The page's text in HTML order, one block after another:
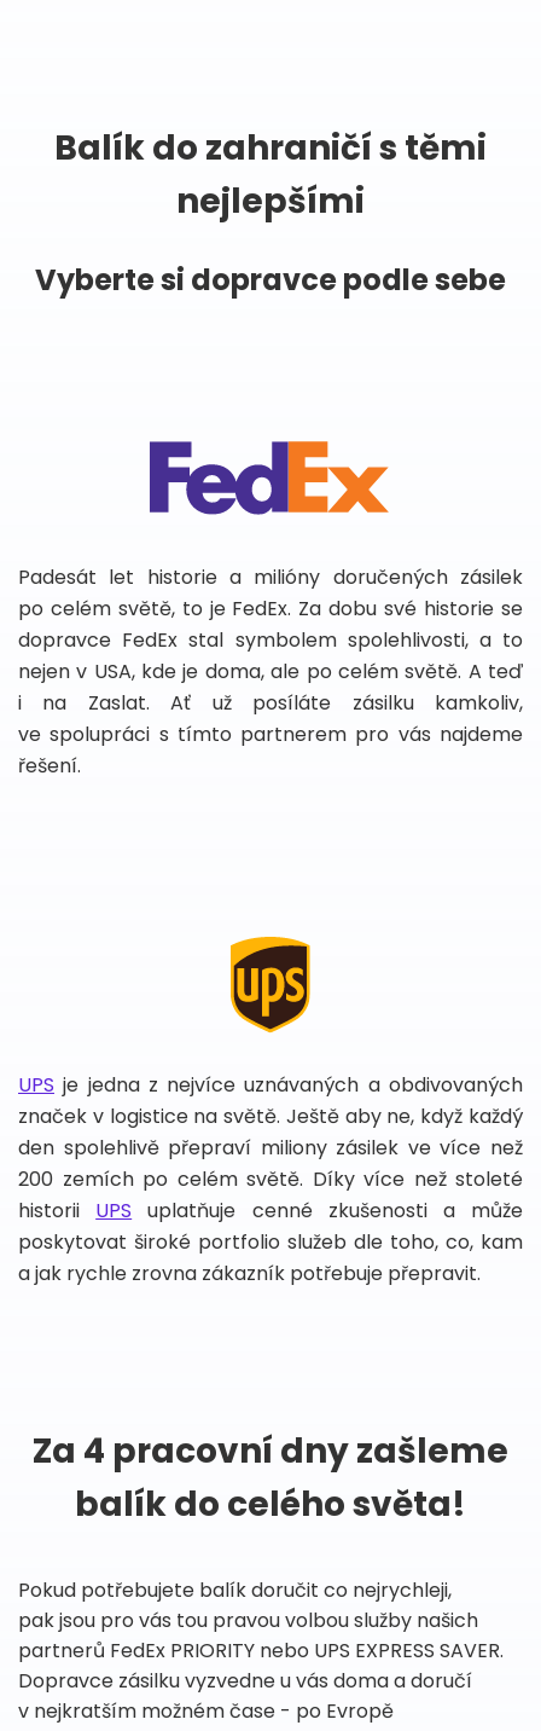
Balík do zahraničí s těmi
nejlepšími
Vyberte si dopravce podle sebe
Padesát let historie a milióny doručených zásilek
po celém světě, to je FedEx. Za dobu své historie se
dopravce FedEx stal symbolem spolehlivosti, a to
nejen v USA, kde je doma, ale po celém světě. A teď
i na Zaslat. Ať už posíláte zásilku kamkoliv,
ve spolupráci s tímto partnerem pro vás najdeme
řešení.
UPS je jedna z nejvíce uznávaných a obdivovaných
značek v logistice na světě. Ještě aby ne, když každý
den spolehlivě přepraví miliony zásilek ve více než
200 zemích po celém světě. Díky více než stoleté
historii UPS uplatňuje cenné zkušenosti a může
poskytovat široké portfolio služeb dle toho, co, kam
a jak rychle zrovna zákazník potřebuje přepravit.
Za 4 pracovní dny zašleme
balík do celého světa!
Pokud potřebujete balík doručit co nejrychleji,
pak jsou pro vás tou pravou volbou služby našich
partnerů FedEx PRIORITY nebo UPS EXPRESS SAVER.
Dopravce zásilku vyzvedne u vás doma a doručí
v nejkratším možném čase - po Evropě